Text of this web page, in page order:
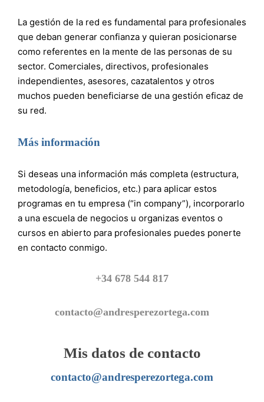
La gestión de la red es fundamental para profesionales
que deban generar confianza y quieran posicionarse
como referentes en la mente de las personas de su
sector. Comerciales, directivos, profesionales
independientes, asesores, cazatalentos y otros
muchos pueden beneficiarse de una gestión eficaz de
su red.
Más información
Si deseas una información más completa (estructura,
metodología, beneficios, etc.) para aplicar estos
programas en tu empresa (“in company”), incorporarlo
a una escuela de negocios u organizas eventos o
cursos en abierto para profesionales puedes ponerte
en contacto conmigo.
+34 678 544 817
contacto@andresperezortega.com
Mis datos de contacto
contacto@andresperezortega.com